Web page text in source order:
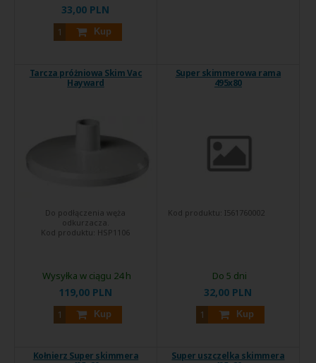
33,00 PLN
Kup
Tarcza próżniowa Skim Vac
Hayward
Do podłączenia węża
odkurzacza.
Kod produktu: HSP1106
119,00 PLN
Kup
Wysyłka w ciągu 24 h
Super skimmerowa rama
495x80
Kod produktu: I561760002
32,00 PLN
Kup
Do 5 dni
Kołnierz Super skimmera
Super uszczelka skimmera